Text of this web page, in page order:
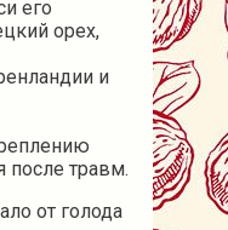
его
орех,
и
после травм.
от голода